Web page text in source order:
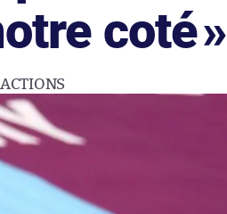
coté»